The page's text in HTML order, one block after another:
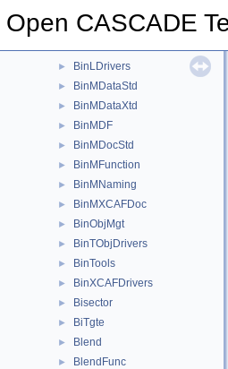
Open CASCADE
Aspect
► BinLDrivers
► BinMDataStd
► BinMDataXtd
► BinMDF
► BinMDocStd
► BinMFunction
► BinMNaming
► BinMXCAFDoc
► BinObjMgt
► BinTObjDrivers
► BinTools
► BinXCAFDrivers
► Bisector
► BiTgte
► Blend
► BlendFunc